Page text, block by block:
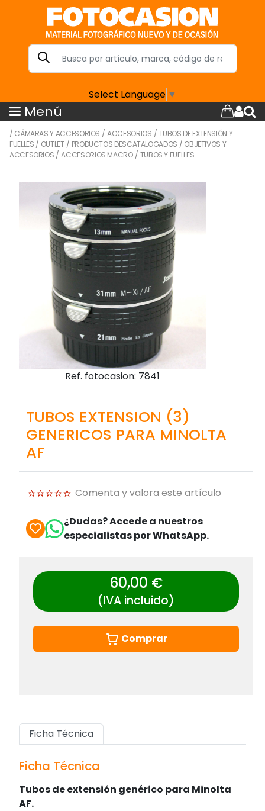
Select Language ▼
Menú
/ CÁMARAS Y ACCESORIOS /ACCESORIOS / TUBOS DE EXTENSIÓN Y
FUELLES / OUTLET/ PRODUCTOS DESCATALOGADOS / OBJETIVOS Y
ACCESORIOS /ACCESORIOS MACRO/ TUBOS Y FUELLES
Ref. fotocasion: 7841
TUBOS EXTENSION (3)
GENERICOS PARA MINOLTA
AF
Comenta y valora este artículo
¿Dudas? Accede a nuestros
especialistas por WhatsApp.
60,00 €
(IVA incluido)
Comprar
Ficha Técnica
Ficha Técnica
Tubos de extensión genérico para Minolta
AF.